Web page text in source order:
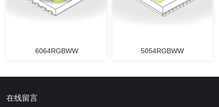
6064RGBWW 5054RGBWW
在线留言